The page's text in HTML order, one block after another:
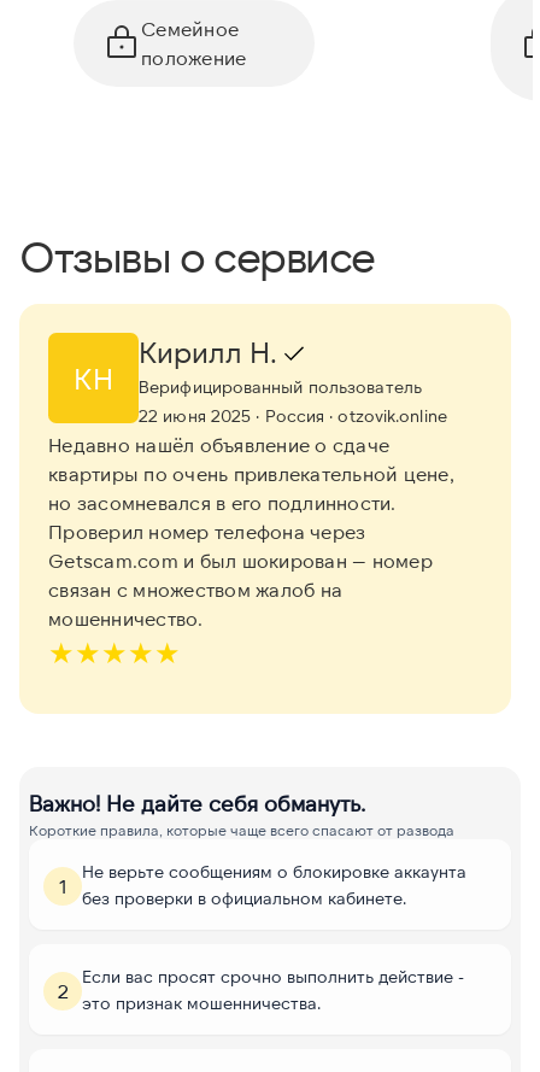
Семейное
положение
Отзывы о сервисе
КН
Кирилл Н.
Верифицированный пользователь
22 июня 2025 · Россия · otzovik.online
Недавно нашёл объявление о сдаче
квартиры по очень привлекательной цене,
но засомневался в его подлинности.
Проверил номер телефона через
Getscam.com и был шокирован — номер
связан с множеством жалоб на
мошенничество.
★★★★★
Важно! Не дайте себя обмануть.
Короткие правила, которые чаще всего спасают от развода
1
Не верьте сообщениям о блокировке аккаунта
без проверки в официальном кабинете.
2
Если вас просят срочно выполнить действие -
это признак мошенничества.